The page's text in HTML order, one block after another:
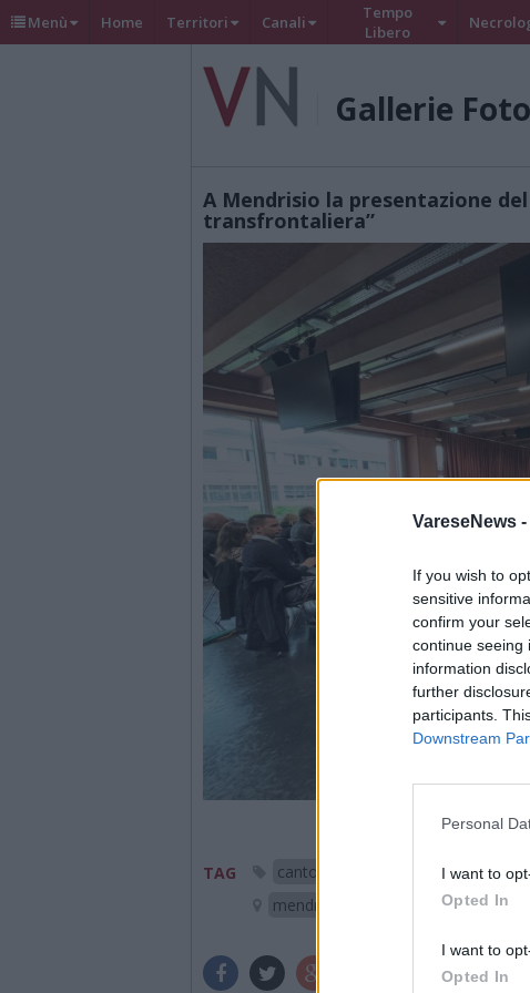
VareseNews -
If you wish to
sensitive
confirm your
continue seeing
information
further
participants.
Downstream
Personal
I want to
Opted In
I want to
Opted In
Menù Home Territori Canali
Tempo
Libero
Gallerie
A Mendrisio la presentazione
transfrontaliera”
TAG
canton ticino frontalieri
mendrisio